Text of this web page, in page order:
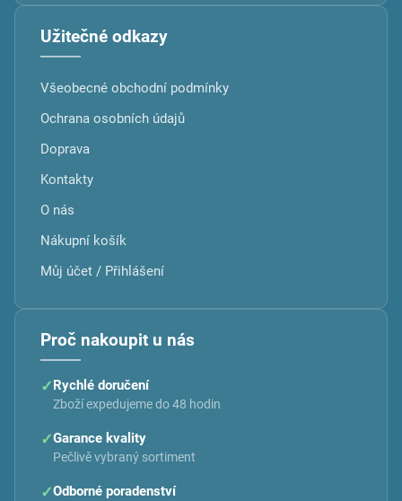
Užitečné odkazy
Všeobecné obchodní podmínky
Ochrana osobních údajů
Doprava
Kontakty
O nás
Nákupní košík
Můj účet / Přihlášení
Proč nakoupit u nás
✓ Rychlé doručení
Zboží expedujeme do 48 hodin
✓Garance kvality
Pečlivě vybraný sortiment
✓Odborné poradenství